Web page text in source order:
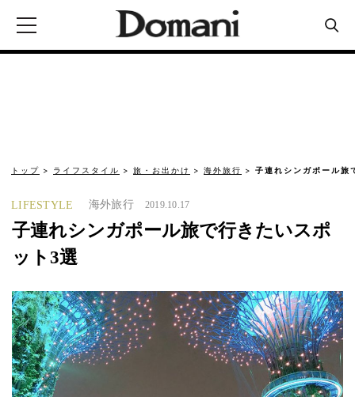
トップ ライフスタイル 旅・お出かけ 海外旅行 子連れシンガポール旅
LIFESTYLE 海外旅行 2019.10.17
子連れシンガポール旅で行きたいスポ
ット3選